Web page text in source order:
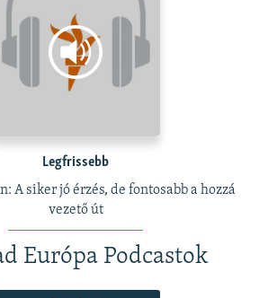
Legfrissebb
A siker jó érzés, de fontosabb a hozzá
vezető út
Európa Podcastok